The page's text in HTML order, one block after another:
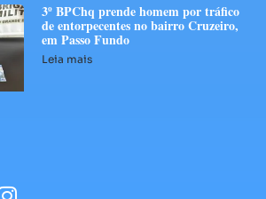
3º BPChq prende homem por tráfico
de entorpecentes no bairro Cruzeiro,
em Passo Fundo
Leia mais